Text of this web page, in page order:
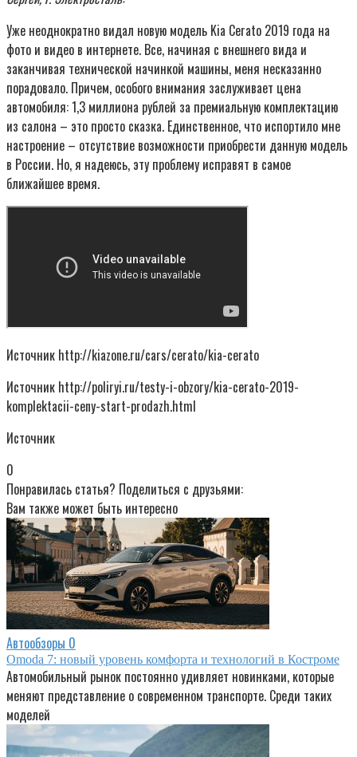
Уже неоднократно видал новую модель Kia Cerato 2019 года на
фото и видео в интернете. Все, начиная с внешнего вида и
заканчивая технической начинкой машины, меня несказанно
порадовало. Причем, особого внимания заслуживает цена
автомобиля: 1,3 миллиона рублей за премиальную комплектацию
из салона – это просто сказка. Единственное, что испортило мне
настроение – отсутствие возможности приобрести данную модель
в России. Но, я надеюсь, эту проблему исправят в самое
ближайшее время.
Источник http://kiazone.ru/cars/cerato/kia-cerato
Источник http://poliryi.ru/testy-i-obzory/kia-cerato-2019-
komplektacii-ceny-start-prodazh.html
Источник
0
Понравилась статья? Поделиться с друзьями:
Вам также может быть интересно
Автообзоры 0
Omoda 7: новый уровень комфорта и технологий в Костроме
Автомобильный рынок постоянно удивляет новинками, которые
меняют представление о современном транспорте. Среди таких
моделей